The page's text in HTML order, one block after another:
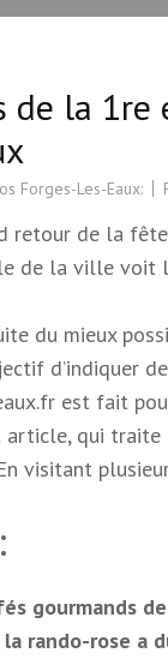
de la
Forges-Les-Eaux:
retour de la
de la ville voit
du mieux
d’indiquer
est fait
article, qui
visitant
gourmands
rando-rose a